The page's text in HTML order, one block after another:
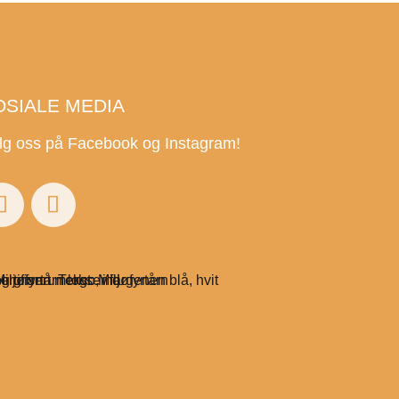
MEDIA
oss på Facebook og Instagram!